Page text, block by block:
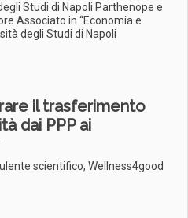
Studi di Napoli Parthenope e
Associato in “Economia e
degli Studi di Napoli
il trasferimento
dai PPP ai
scientifico, Wellness4good